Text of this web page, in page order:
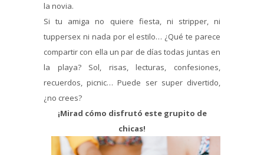
la novia.
Si tu amiga no quiere fiesta, ni stripper, ni
tuppersex ni nada por el estilo… ¿Qué te parece
compartir con ella un par de días todas juntas en
la playa? Sol, risas, lecturas, confesiones,
recuerdos, picnic… Puede ser super divertido,
¿no crees?
¡Mirad cómo disfrutó este grupito de
chicas!